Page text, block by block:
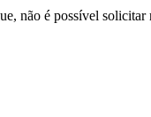
não é possível solicitar